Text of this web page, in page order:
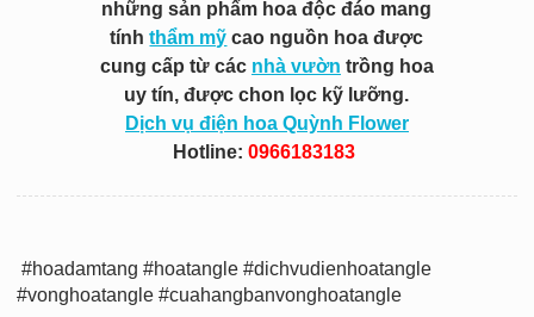
những sản phẩm hoa độc đáo mang
tínhthẩm mỹ cao nguồn hoa được
cung cấp từ các nhà vườn trồng hoa
uy tín, được chon lọc kỹ lưỡng.
Dịch vụ điện hoa Quỳnh Flower
Hotline:0966183183
#hoadamtang #hoatangle #dichvudienhoatangle
#vonghoatangle #cuahangbanvonghoatangle